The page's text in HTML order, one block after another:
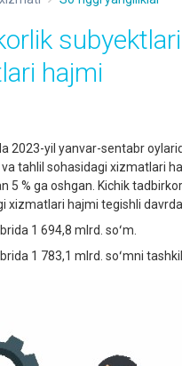
hajmi
2023-yil yanvar-sentabr
tahlil sohasidagi xizmatlari
5 % ga oshgan. Kichik
xizmatlari hajmi tegishli
1 694,8 mlrd. soʻm.
1 783,1 mlrd. soʻmni